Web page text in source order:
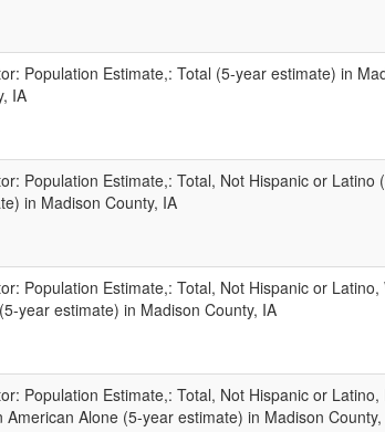
Population Estimate,: Total (5-year estimate) in
IA
Population Estimate,: Total, Not Hispanic or Latino
in Madison County, IA
Population Estimate,: Total, Not Hispanic or Latino,
year estimate) in Madison County, IA
Population Estimate,: Total, Not Hispanic or Latino,
American Alone (5-year estimate) in Madison